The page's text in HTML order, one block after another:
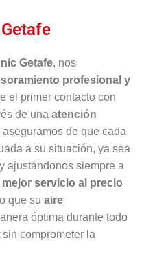
Getafe, nos
profesional y
el primer contacto con
de una atención
aseguramos de que cada
a su situación, ya sea
ajustándonos siempre a
servicio al precio
que su aire
óptima durante todo
comprometer la